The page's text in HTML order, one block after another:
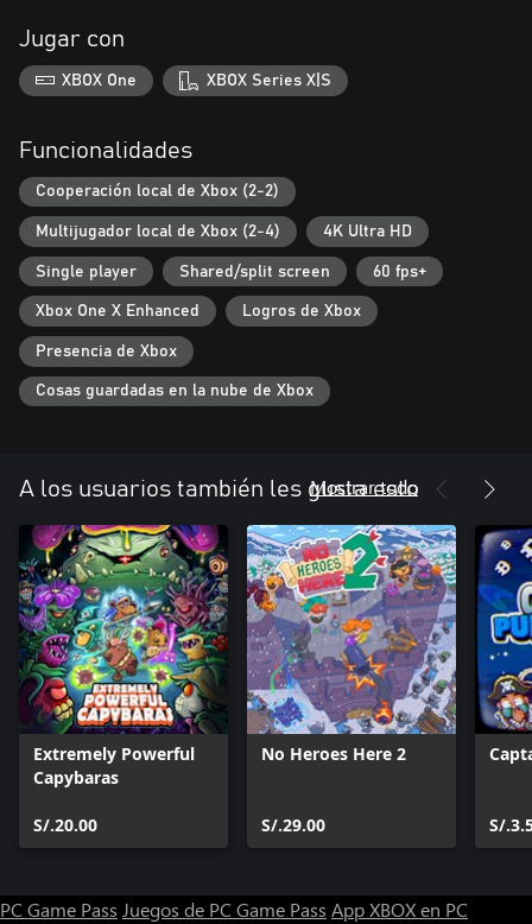
Modo Torneo (de 2 a 4 jugadores locales): Una experiencia de
batalla que te enfrentará a tus amigos para averiguar quién es el
verdadero héroe.
● Todos contra todos: Cada uno a lo suyo. El último pico que
● Modo Un arma: Cada jugador empieza con una misma arma,
elegida al azar, y no puede cambiarla durante toda la ronda.
● Modo Corazón malherido: Los jugadores dejan caer corazones
al sufrir daño y cualquier otro jugador puede recogerlos.
● Modo Guardián craneal: Recoge y protege la calavera dorada
sin perderla durante cierto tiempo y todos tus rivales perderán 1
punto de salud.
tendrás que recogerla para poder usarla de nuevo.
Jugar con
XBOX One XBOX Series X|S
Funcionalidades
Cooperación local de Xbox (2-2)
Multijugador local de Xbox (2-4) 4K Ultra HD
Single player Shared/split screen 60 fps+
Xbox One X Enhanced Logros de Xbox
Presencia de Xbox
Cosas guardadas en la nube de Xbox
A los usuarios también les gusta esto
Mostrar todo
Extremely Powerful
Capybaras
S/.20.00
No Heroes Here 2
S/.29.00 S/
PC Game Pass Juegos de PC Game Pass App XBOX en PC